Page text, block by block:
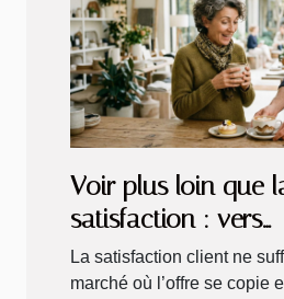
Voir plus loin que
satisfaction : vers
l’enchantement
La satisfaction client ne
marché où l’offre se copie